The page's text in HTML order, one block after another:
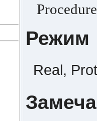
Режим
Real,